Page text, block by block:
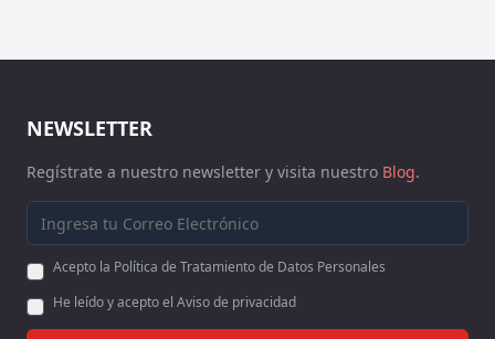
NEWSLETTER
Regístrate a nuestro newsletter y visita nuestro Blog.
Acepto la Política de Tratamiento de Datos Personales
He leído y acepto el Aviso de privacidad